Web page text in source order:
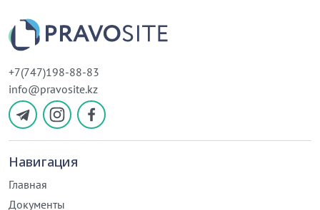
+7(747)198-88-83
info@pravosite.kz
Навигация
Главная
Документы